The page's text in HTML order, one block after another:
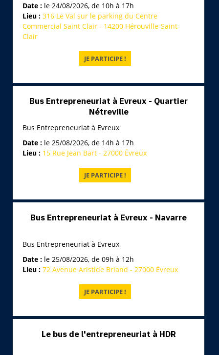
Date : le 24/08/2026, de 10h à 17h
Lieu : 316 Le Val sur le parking du Centre
Commercial Saint Clair - 14200 Hérouville-Saint-
Clair
Bus Entrepreneuriat à Evreux - Quartier
Nétreville
Bus Entrepreneuriat à Evreux
Date : le 25/08/2026, de 14h à 17h
Lieu : 15 Rue Jean Bart - 27000 Évreux
Bus Entrepreneuriat à Evreux - Navarre
Bus Entrepreneuriat à Evreux
Date : le 25/08/2026, de 09h à 12h
Lieu : 72 Avenue Aristide Briand - 27000 Évreux
Le bus de l'entrepreneuriat à HDR